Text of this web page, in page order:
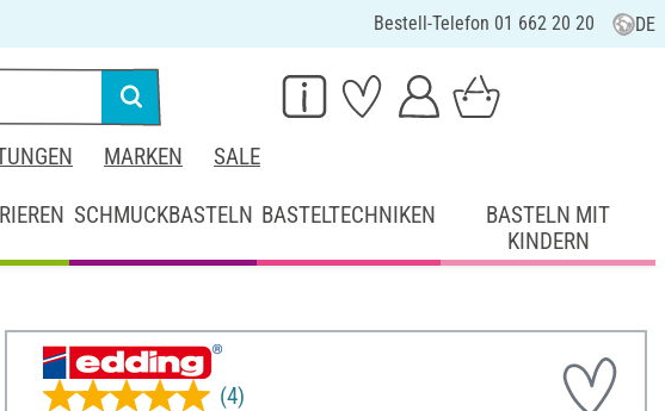
Bestell-Telefon 01 662 20 20 DE
MARKEN SALE
SCHMUCKBASTELN BASTELTECHNIKEN
BASTELN MIT
KINDERN
(4)